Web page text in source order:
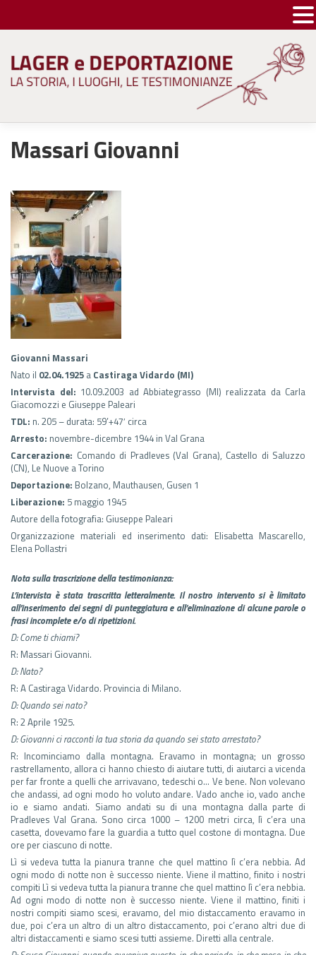
content
Massari Giovanni
Giovanni Massari
Nato il 02.04.1925 a Castiraga Vidardo (MI)
Intervista del: 10.09.2003 ad Abbiategrasso (MI) realizzata da Carla
Giacomozzi e Giuseppe Paleari
TDL: n. 205 – durata: 59’+47′ circa
Arresto: novembre-dicembre 1944 in Val Grana
Carcerazione: Comando di Pradleves (Val Grana), Castello di Saluzzo
(CN), Le Nuove a Torino
Deportazione: Bolzano, Mauthausen, Gusen 1
Liberazione: 5 maggio 1945
Autore della fotografia: Giuseppe Paleari
Organizzazione materiali ed inserimento dati: Elisabetta Mascarello,
Elena Pollastri
Nota sulla trascrizione della testimonianza:
L’intervista è stata trascritta letteralmente. Il nostro intervento si è limitato
all’inserimento dei segni di punteggiatura e all’eliminazione di alcune parole o
frasi incomplete e/o di ripetizioni.
D: Come ti chiami?
R: Massari Giovanni.
D: Nato?
R: A Castiraga Vidardo. Provincia di Milano.
D: Quando sei nato?
R: 2 Aprile 1925.
D: Giovanni ci racconti la tua storia da quando sei stato arrestato?
R: Incominciamo dalla montagna. Eravamo in montagna; un grosso
rastrellamento, allora ci hanno chiesto di aiutare tutti, di aiutarci a vicenda
per far fronte a quelli che arrivavano, tedeschi o… Ve bene. Non volevano
che andassi, ad ogni modo ho voluto andare. Vado anche io, vado anche
io e siamo andati. Siamo andati su di una montagna dalla parte di
Pradleves Val Grana. Sono circa 1000 – 1200 metri circa, lì c’era una
casetta, dovevamo fare la guardia a tutto quel costone di montagna. Due
ore per ciascuno di notte.
Lì si vedeva tutta la pianura tranne che quel mattino lì c’era nebbia. Ad
ogni modo di notte non è successo niente. Viene il mattino, finito i nostri
compiti Lì si vedeva tutta la pianura tranne che quel mattino lì c’era nebbia.
Ad ogni modo di notte non è successo niente. Viene il mattino, finiti i
nostri compiti siamo scesi, eravamo, del mio distaccamento eravamo in
due, poi c’era un altro di un altro distaccamento, poi c’erano altri due di
altri distaccamenti e siamo scesi tutti assieme. Diretti alla centrale.